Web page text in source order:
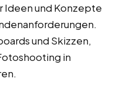
Ideen und Konzepte
und Skizzen,
in